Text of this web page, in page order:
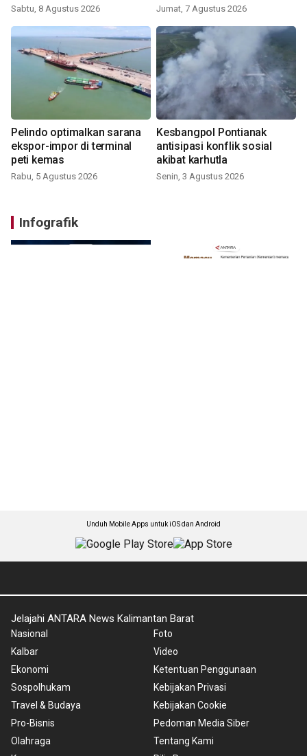
Sabtu, 8 Agustus 2026 Jumat, 7 Agustus 2026
Pelindo optimalkan sarana
ekspor-impor di terminal
peti kemas
Rabu, 5 Agustus 2026
Kesbangpol Pontianak
antisipasi konflik sosial
akibat karhutla
Senin, 3 Agustus 2026
Infografik
Unduh Mobile Apps untuk iOS dan Android
Jelajahi ANTARA News Kalimantan Barat
Nasional
Kalbar
Ekonomi
Sospolhukam
Travel & Budaya
Pro-Bisnis
Olahraga
Foto
Video
Ketentuan Penggunaan
Kebijakan Privasi
Kebijakan Cookie
Pedoman Media Siber
Tentang Kami